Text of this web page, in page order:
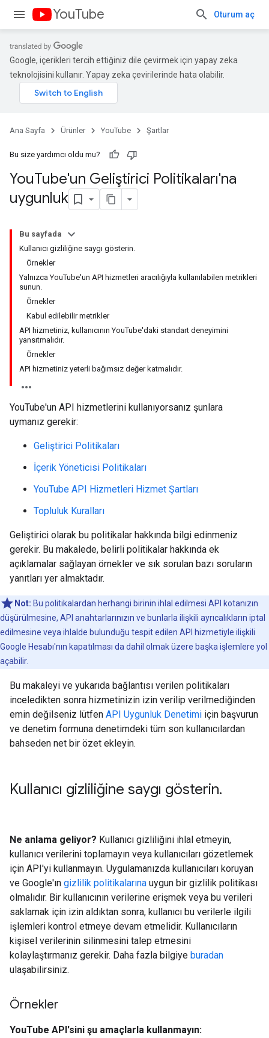
YouTube Oturum aç
Google, içerikleri tercih ettiğiniz dile çevirmek için yapay zeka
teknolojisini kullanır. Yapay zeka çevirilerinde hata olabilir.
Ana Sayfa Ürünler YouTube Şartlar
Bu size yardımcı oldu mu?
YouTube'un Geliştirici Politikaları'na
uygunluk
Bu sayfada
Kullanıcı gizliliğine saygı gösterin.
Örnekler
Yalnızca YouTube'un API hizmetleri aracılığıyla kullanılabilen metrikleri
sunun.
Örnekler
Kabul edilebilir metrikler
API hizmetiniz, kullanıcının YouTube'daki standart deneyimini
yansıtmalıdır.
Örnekler
API hizmetiniz yeterli bağımsız değer katmalıdır.
YouTube'un API hizmetlerini kullanıyorsanız şunlara
uymanız gerekir:
Geliştirici Politikaları
İçerik Yöneticisi Politikaları
YouTube API Hizmetleri Hizmet Şartları
Topluluk Kuralları
Geliştirici olarak bu politikalar hakkında bilgi edinmeniz
gerekir. Bu makalede, belirli politikalar hakkında ek
açıklamalar sağlayan örnekler ve sık sorulan bazı soruların
yanıtları yer almaktadır.
Not: Bu politikalardan herhangi birinin ihlal edilmesi API kotanızın
düşürülmesine, API anahtarlarınızın ve bunlarla ilişkili ayrıcalıkların iptal
edilmesine veya ihlalde bulunduğu tespit edilen API hizmetiyle ilişkili
Google Hesabı'nın kapatılması da dahil olmak üzere başka işlemlere yol
açabilir.
Bu makaleyi ve yukarıda bağlantısı verilen politikaları
inceledikten sonra hizmetinizin izin verilip verilmediğinden
emin değilseniz lütfen API Uygunluk Denetimi için başvurun
ve denetim formuna denetimdeki tüm son kullanıcılardan
bahseden net bir özet ekleyin.
Kullanıcı gizliliğine saygı gösterin.
Ne anlama geliyor? Kullanıcı gizliliğini ihlal etmeyin,
kullanıcı verilerini toplamayın veya kullanıcıları gözetlemek
için API'yi kullanmayın. Uygulamanızda kullanıcıları koruyan
ve Google'ın gizlilik politikalarına uygun bir gizlilik politikası
olmalıdır. Bir kullanıcının verilerine erişmek veya bu verileri
saklamak için izin aldıktan sonra, kullanıcı bu verilerle ilgili
işlemleri kontrol etmeye devam etmelidir. Kullanıcıların
kişisel verilerinin silinmesini talep etmesini
kolaylaştırmanız gerekir. Daha fazla bilgiye buradan
ulaşabilirsiniz.
Örnekler
YouTube API'sini şu amaçlarla kullanmayın: